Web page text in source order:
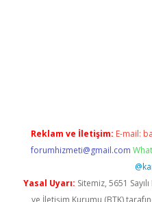
Reklam ve İletişim: E-mail:
forumhizmeti@gmail.com
Yasal Uyarı: Sitemiz, 5651
ve İletişim Kurumu (BTK)